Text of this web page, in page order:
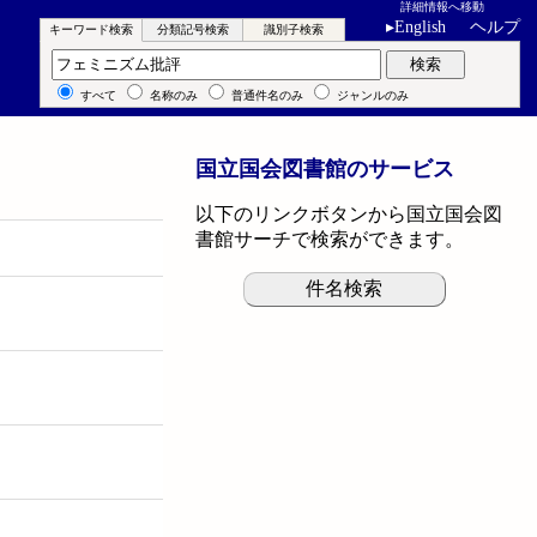
詳細情報へ移動
▸English ヘルプ
キーワード検索 分類記号検索 識別子検索
キーワード検索 検索
すべて 名称のみ 普通件名のみ ジャンルのみ
国立国会図書館のサービス
以下のリンクボタンから国立国会図
書館サーチで検索ができます。
件名検索